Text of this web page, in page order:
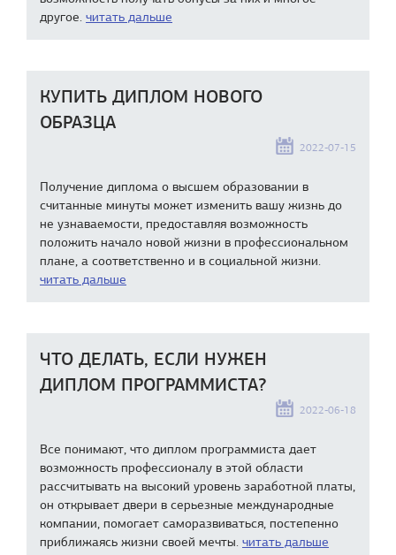
другое. читать дальше
КУПИТЬ ДИПЛОМ НОВОГО
ОБРАЗЦА
2022-07-15
Получение диплома о высшем образовании в
считанные минуты может изменить вашу жизнь до
не узнаваемости, предоставляя возможность
положить начало новой жизни в профессиональном
плане, а соответственно и в социальной жизни.
читать дальше
ЧТО ДЕЛАТЬ, ЕСЛИ НУЖЕН
ДИПЛОМ ПРОГРАММИСТА?
2022-06-18
Все понимают, что диплом программиста дает
возможность профессионалу в этой области
рассчитывать на высокий уровень заработной платы,
он открывает двери в серьезные международные
компании, помогает саморазвиваться, постепенно
приближаясь жизни своей мечты. читать дальше